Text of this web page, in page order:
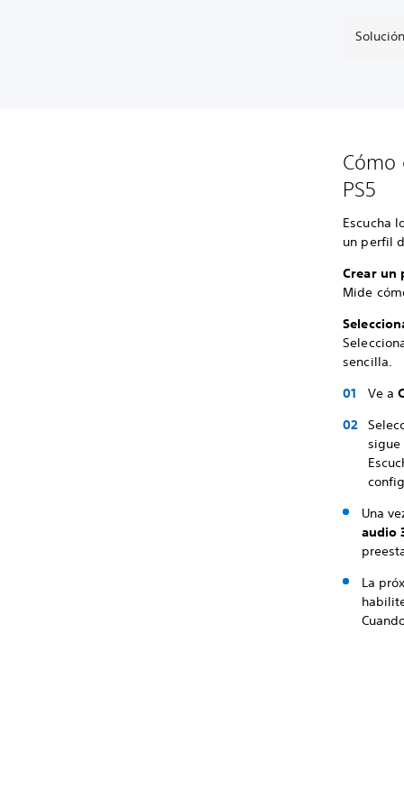
Cómo
PS5
Escucha
un perfil
Crear un
Mide
sencilla.
Ve a
sigue
Una
audio
La